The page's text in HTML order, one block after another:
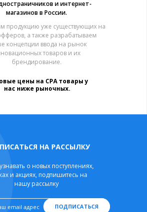
и интернет-
магазинов в России.
продукцию уже существующих на
а также разрабатываем
концепции ввода на рынок
товаров и их
брендирование.
цены на CPA товары у
нас ниже рыночных.
НА РАССЫЛКУ
о новых поступлениях,
и акциях, подпишитесь на
нашу рассылку
ПОДПИСАТЬСЯ